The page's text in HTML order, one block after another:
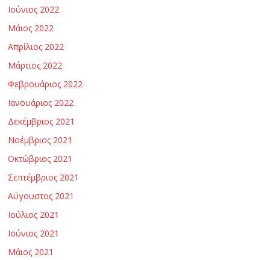
Ιούνιος 2022
Μάιος 2022
Απρίλιος 2022
Μάρτιος 2022
Φεβρουάριος 2022
Ιανουάριος 2022
Δεκέμβριος 2021
Νοέμβριος 2021
Οκτώβριος 2021
Σεπτέμβριος 2021
Αύγουστος 2021
Ιούλιος 2021
Ιούνιος 2021
Μάιος 2021